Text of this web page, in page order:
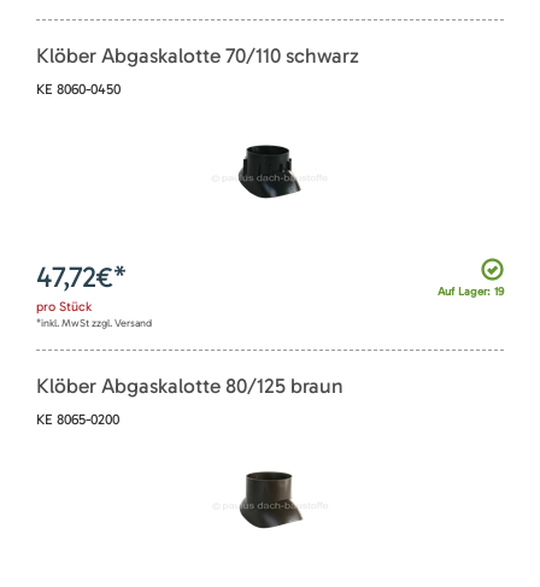
Klöber Abgaskalotte 70/110 schwarz
KE 8060-0450
Auf Lager: 19
47,72€*
pro Stück
*inkl. MwSt zzgl. Versand
Klöber Abgaskalotte 80/125 braun
KE 8065-0200